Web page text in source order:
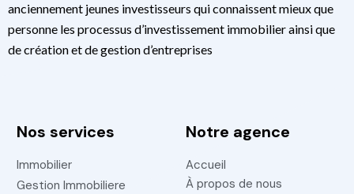
anciennement jeunes investisseurs qui connaissent mieux que
personne les processus d’investissement immobilier ainsi que
de création et de gestion d’entreprises
Nos services
Immobilier
Gestion Immobiliere
Notre agence
Accueil
À propos de nous